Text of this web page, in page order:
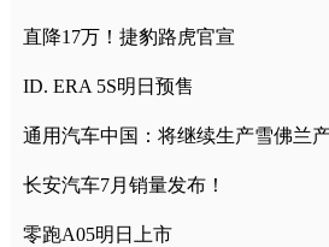
直降17万！捷豹路虎官宣
ID. ERA 5S明日预售
通用汽车中国：将继续生产雪佛兰
长安汽车7月销量发布！
零跑A05明日上市